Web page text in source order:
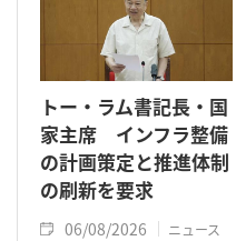
トー・ラム書記長・国
家主席 インフラ整備
の計画策定と推進体制
の刷新を要求
06/08/2026 ニュース